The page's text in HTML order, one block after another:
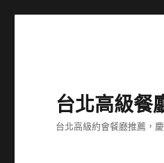
台北高級餐
台北高級約會餐廳推薦，